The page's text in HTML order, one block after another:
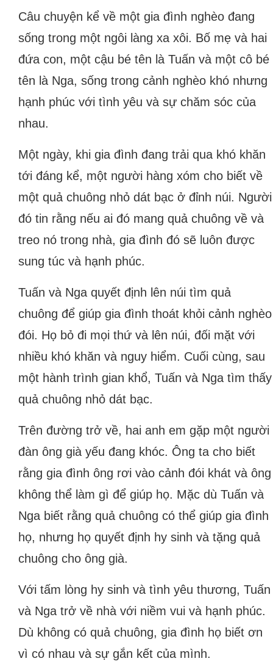
Câu chuyện kể về một gia đình nghèo đang
sống trong một ngôi làng xa xôi. Bố mẹ và hai
đứa con, một cậu bé tên là Tuấn và một cô bé
tên là Nga, sống trong cảnh nghèo khó nhưng
hạnh phúc với tình yêu và sự chăm sóc của
nhau.
Một ngày, khi gia đình đang trải qua khó khăn
tới đáng kể, một người hàng xóm cho biết về
một quả chuông nhỏ dát bạc ở đỉnh núi. Người
đó tin rằng nếu ai đó mang quả chuông về và
treo nó trong nhà, gia đình đó sẽ luôn được
sung túc và hạnh phúc.
Tuấn và Nga quyết định lên núi tìm quả
chuông để giúp gia đình thoát khỏi cảnh nghèo
đói. Họ bỏ đi mọi thứ và lên núi, đối mặt với
nhiều khó khăn và nguy hiểm. Cuối cùng, sau
một hành trình gian khổ, Tuấn và Nga tìm thấy
quả chuông nhỏ dát bạc.
Trên đường trở về, hai anh em gặp một người
đàn ông già yếu đang khóc. Ông ta cho biết
rằng gia đình ông rơi vào cảnh đói khát và ông
không thể làm gì để giúp họ. Mặc dù Tuấn và
Nga biết rằng quả chuông có thể giúp gia đình
họ, nhưng họ quyết định hy sinh và tặng quả
chuông cho ông già.
Với tấm lòng hy sinh và tình yêu thương, Tuấn
và Nga trở về nhà với niềm vui và hạnh phúc.
Dù không có quả chuông, gia đình họ biết ơn
vì có nhau và sự gắn kết của mình.